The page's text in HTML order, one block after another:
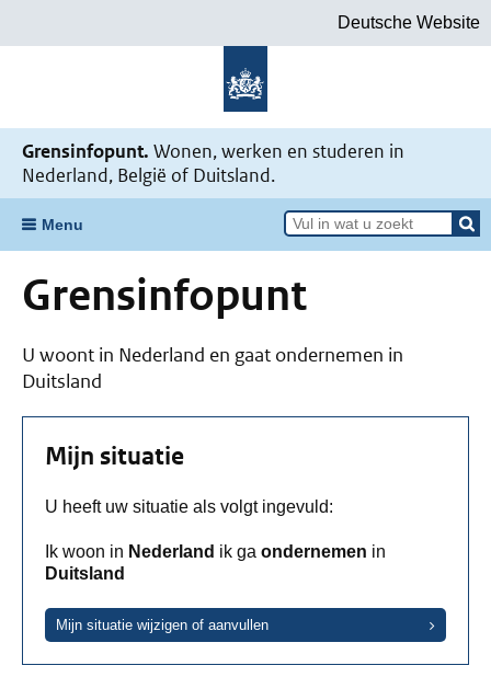
Deutsche Website
Grensinfopunt. Wonen, werken en studeren in
Nederland, België of Duitsland.
Menu
Grensinfopunt
U woont in Nederland en gaat ondernemen in
Duitsland
Mijn situatie
U heeft uw situatie als volgt ingevuld:
Ik woon in Nederland ik ga ondernemen in
Duitsland
Mijn situatie wijzigen of aanvullen